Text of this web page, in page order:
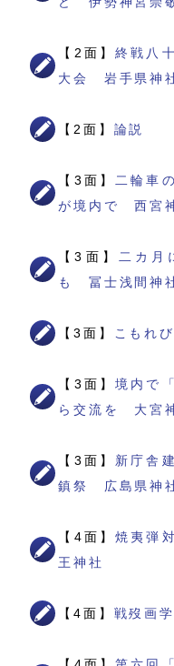
【2面】終戦八
大会 岩手県神
【2面】 論説
【3面】
二輪車
が境内で 西宮
【3面】
二カ
も 冨士浅間神
【3面】 こもれび
【3面】境内で
ら交流を 大宮
【3面】 新庁舎
鎮祭 広島県神
【4面】焼夷弾
王神社
【4面】 戦歿画